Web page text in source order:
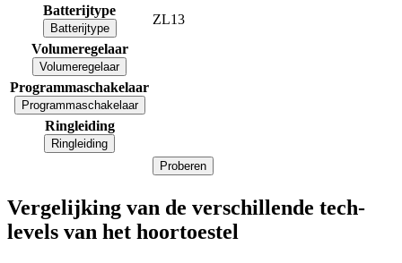
Batterijtype
Batterijtype
ZL13
Volumeregelaar
Volumeregelaar
Programmaschakelaar
Programmaschakelaar
Ringleiding
Ringleiding
Proberen
Vergelijking van de verschillende tech-
levels van het hoortoestel